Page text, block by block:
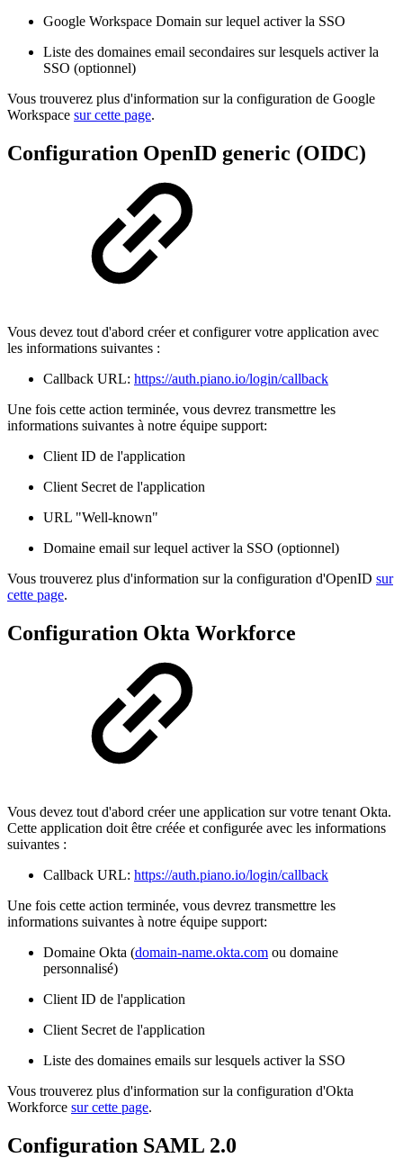
Google Workspace Domain sur lequel activer la SSO
Liste des domaines email secondaires sur lesquels activer la
SSO (optionnel)
Vous trouverez plus d'information sur la configuration de Google
Workspace sur cette page.
Configuration OpenID generic (OIDC)
Vous devez tout d'abord créer et configurer votre application avec
les informations suivantes :
Callback URL: https://auth.piano.io/login/callback
Une fois cette action terminée, vous devrez transmettre les
informations suivantes à notre équipe support:
Client ID de l'application
Client Secret de l'application
URL "Well-known"
Domaine email sur lequel activer la SSO (optionnel)
Vous trouverez plus d'information sur la configuration d'OpenID sur
cette page.
Configuration Okta Workforce
Vous devez tout d'abord créer une application sur votre tenant Okta.
Cette application doit être créée et configurée avec les informations
suivantes :
Callback URL: https://auth.piano.io/login/callback
Une fois cette action terminée, vous devrez transmettre les
informations suivantes à notre équipe support:
Domaine Okta (domain-name.okta.com ou domaine
personnalisé)
Client ID de l'application
Client Secret de l'application
Liste des domaines emails sur lesquels activer la SSO
Vous trouverez plus d'information sur la configuration d'Okta
Workforce sur cette page.
Configuration SAML 2.0